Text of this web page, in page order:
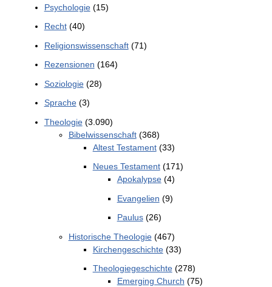
Psychologie(15)
Recht(40)
Religionswissenschaft(71)
Rezensionen (164)
Soziologie(28)
Sprache(3)
Theologie(3.090)
Bibelwissenschaft(368)
Altest Testament(33)
Neues Testament(171)
Apokalypse(4)
Evangelien (9)
Paulus(26)
Historische Theologie(467)
Kirchengeschichte(33)
Theologiegeschichte(278)
Emerging Church (75)